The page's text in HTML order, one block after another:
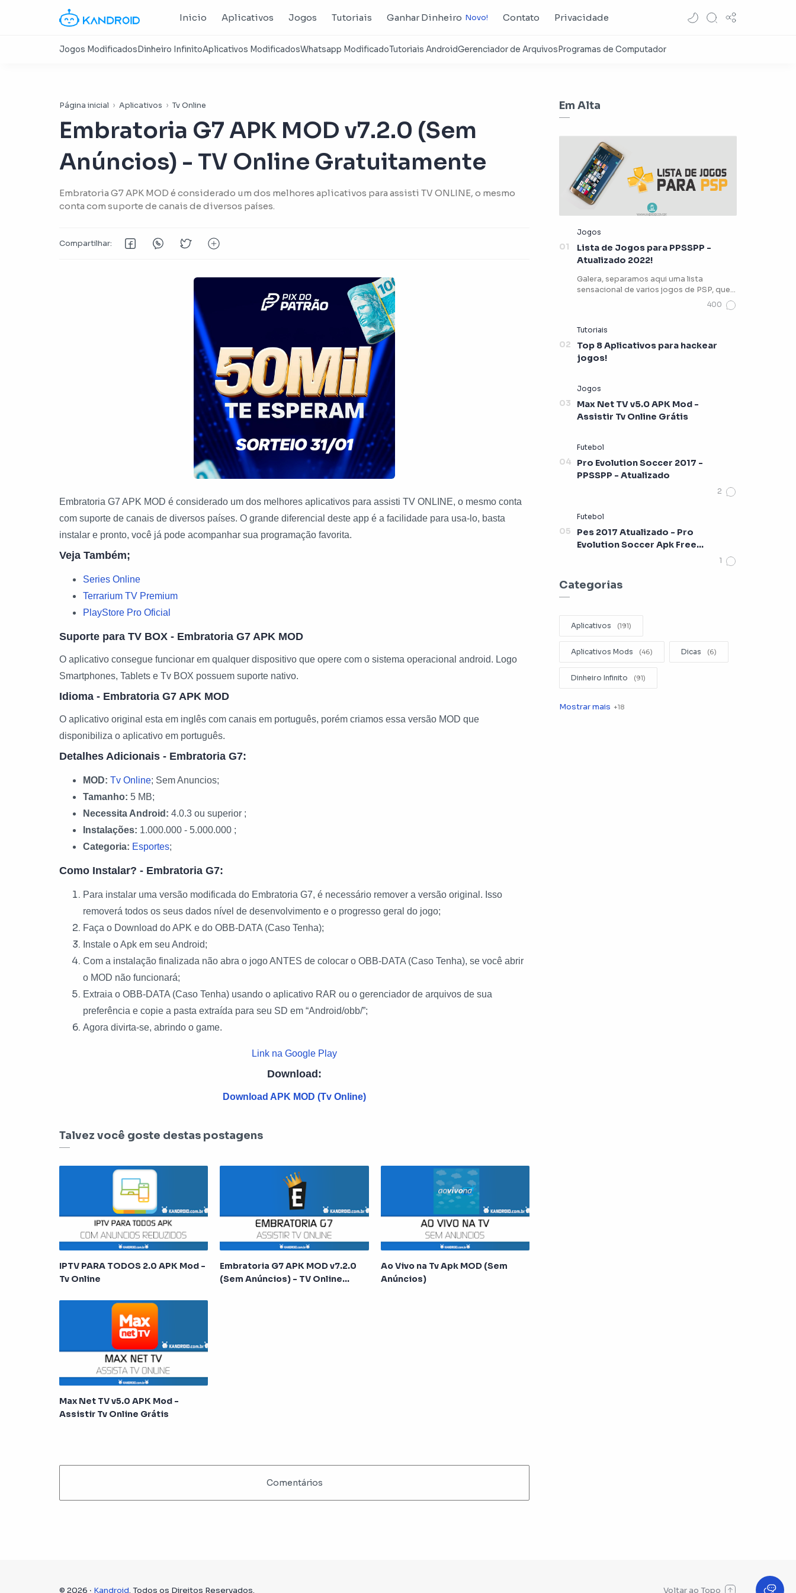
Inicio Aplicativos Jogos Tutoriais Ganhar Dinheiro Contato Privacidade
Página inicial Aplicativos Tv Online
Embratoria G7 APK MOD v7.2.0 (Sem
Anúncios) - TV Online Gratuitamente
Embratoria G7 APK MOD é considerado um dos melhores aplicativos para assisti TV ONLINE, o mesmo
conta com suporte de canais de diversos países.
Embratoria G7 APK MOD é considerado um dos melhores aplicativos para assisti TV ONLINE, o mesmo conta
com suporte de canais de diversos países. O grande diferencial deste app é a facilidade para usa-lo, basta
instalar e pronto, você já pode acompanhar sua programação favorita.
Veja Também;
Series Online
Terrarium TV Premium
PlayStore Pro Oficial
Suporte para TV BOX - Embratoria G7 APK MOD
O aplicativo consegue funcionar em qualquer dispositivo que opere com o sistema operacional android. Logo
Smartphones, Tablets e Tv BOX possuem suporte nativo.
Idioma - Embratoria G7 APK MOD
O aplicativo original esta em inglês com canais em português, porém criamos essa versão MOD que
disponibiliza o aplicativo em português.
Detalhes Adicionais - Embratoria G7:
MOD: Tv Online; Sem Anuncios;
Tamanho: 5 MB;
Necessita Android: 4.0.3 ou superior ;
Instalações: 1.000.000 - 5.000.000 ;
Categoria: Esportes;
Como Instalar? - Embratoria G7:
Para instalar uma versão modificada do Embratoria G7, é necessário remover a versão original. Isso
removerá todos os seus dados nível de desenvolvimento e o progresso geral do jogo;
Faça o Download do APK e do OBB-DATA (Caso Tenha);
Instale o Apk em seu Android;
Com a instalação finalizada não abra o jogo ANTES de colocar o OBB-DATA (Caso Tenha), se você abrir
o MOD não funcionará;
Extraia o OBB-DATA (Caso Tenha) usando o aplicativo RAR ou o gerenciador de arquivos de sua
preferência e copie a pasta extraída para seu SD em “Android/obb/”;
Agora divirta-se, abrindo o game.
Link na Google Play
Download:
Download APK MOD (Tv Online)
Talvez você goste destas postagens
IPTV PARA TODOS 2.0 APK Mod -
Tv Online
Embratoria G7 APK MOD v7.2.0
(Sem Anúncios) - TV Online
Ao Vivo na Tv Apk MOD (Sem
Anúncios)
Max Net TV v5.0 APK Mod -
Assistir Tv Online Grátis
Em Alta
Lista de Jogos para PPSSPP -
Atualizado 2022!
Galera, separamos aqui uma lista
sensacional de varios jogos de PSP, que
Top 8 Aplicativos para hackear
jogos!
Max Net TV v5.0 APK Mod -
Assistir Tv Online Grátis
Pro Evolution Soccer 2017 -
PPSSPP - Atualizado
Pes 2017 Atualizado - Pro
Evolution Soccer Apk Free
Categorias
Aplicativos
Aplicativos Mods Dicas
Dinheiro Infinito
Editar Videos
© 2026 ‧ Kandroid. Todos os Direitos Reservados.